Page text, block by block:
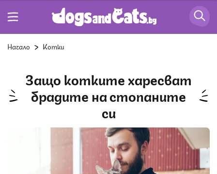
Начало Котки
Защо котките харесват
брадите на стопаните
си